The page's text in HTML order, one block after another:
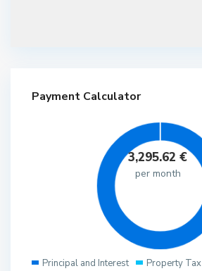
Payment Calculator
3,295.62 €
per month
Principal and Interest Property Tax